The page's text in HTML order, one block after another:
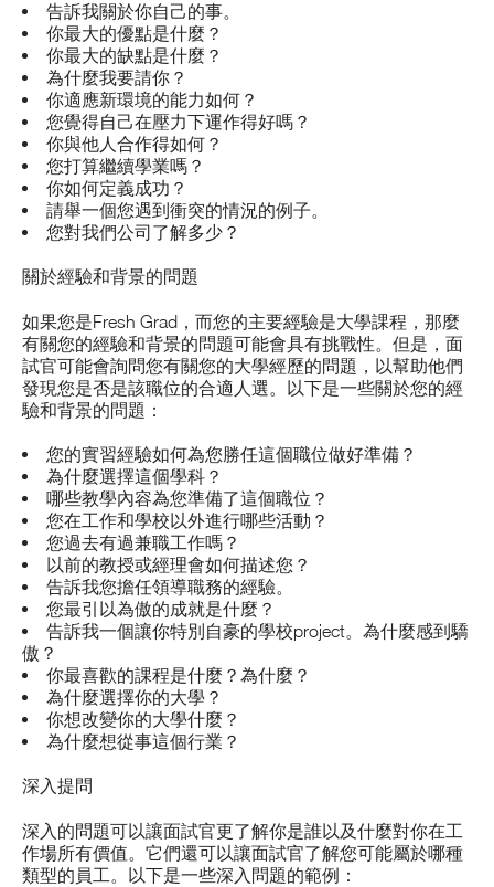
告訴我關於你自己的事。
你最大的優點是什麼？
你最大的缺點是什麼？
為什麼我要請你？
你適應新環境的能力如何？
您覺得自己在壓力下運作得好嗎？
你與他人合作得如何？
您打算繼續學業嗎？
你如何定義成功？
請舉一個您遇到衝突的情況的例子。
您對我們公司了解多少？
關於經驗和背景的問題
如果您是Fresh Grad，而您的主要經驗是大學課程，那麼
有關您的經驗和背景的問題可能會具有挑戰性。但是，面
試官可能會詢問您有關您的大學經歷的問題，以幫助他們
發現您是否是該職位的合適人選。以下是一些關於您的經
驗和背景的問題：
您的實習經驗如何為您勝任這個職位做好準備？
為什麼選擇這個學科？
哪些教學內容為您準備了這個職位？
您在工作和學校以外進行哪些活動？
您過去有過兼職工作嗎？
以前的教授或經理會如何描述您？
告訴我您擔任領導職務的經驗。
您最引以為傲的成就是什麼？
告訴我一個讓你特別自豪的學校project。為什麼感到驕
傲？
你最喜歡的課程是什麼？為什麼？
為什麼選擇你的大學？
你想改變你的大學什麼？
為什麼想從事這個行業？
深入提問
深入的問題可以讓面試官更了解你是誰以及什麼對你在工
作場所有價值。它們還可以讓面試官了解您可能屬於哪種
類型的員工。以下是一些深入問題的範例：